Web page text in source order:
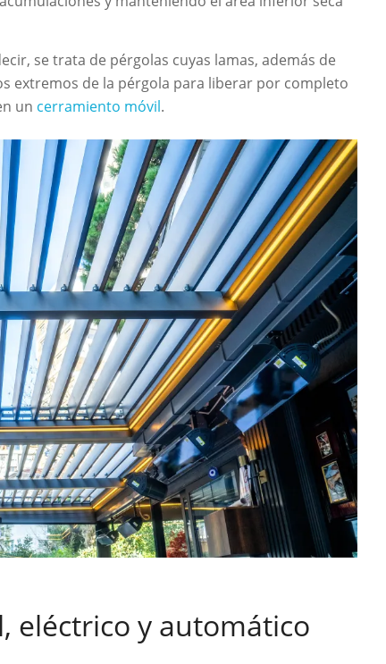
se trata de pérgolas cuyas lamas, además de
extremos de la pérgola para liberar por completo
un cerramiento móvil.
eléctrico y automático